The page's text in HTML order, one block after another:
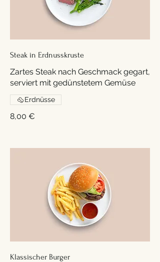
Steak in Erdnusskruste
Zartes Steak nach Geschmack gegart,
serviert mit gedünstetem Gemüse
8,00 €
Erdnüsse
Klassischer Burger